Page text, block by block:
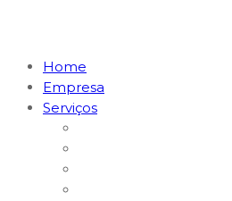
Home
Empresa
Serviços